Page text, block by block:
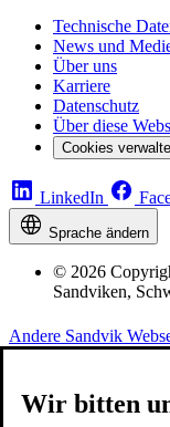
Technische
News und
Über uns
Karriere
Datenschutz
Über diese
Cookies
LinkedIn
Sprache ändern
© 2026
Sandviken,
Andere Sandvik
Wir bitten